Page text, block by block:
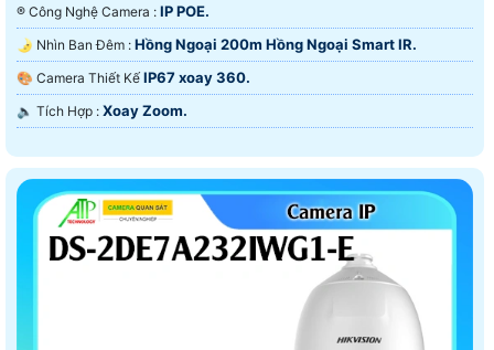
®️ Công Nghệ Camera : IP POE.
🌛 Nhìn Ban Đêm : Hồng Ngoại 200m Hồng Ngoại Smart IR.
🎨 Camera Thiết Kế IP67 xoay 360.
️🔈 Tích Hợp : Xoay Zoom.